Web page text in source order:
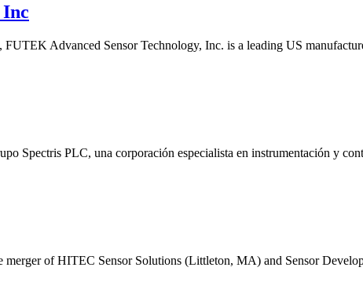
Inc
Advanced Sensor Technology, Inc. is a leading US
Spectris PLC, una corporación especialista en instrumentación y
merger of HITEC Sensor Solutions (Littleton, MA) and Sensor